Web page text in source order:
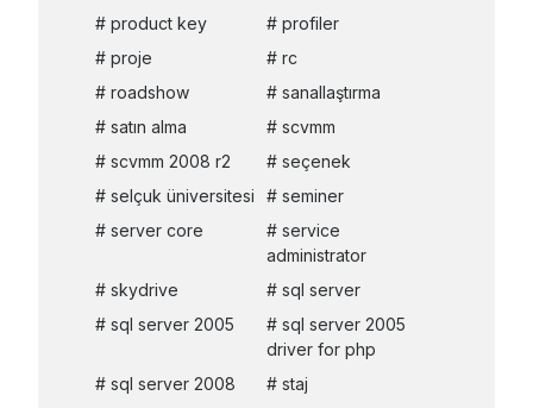
product key
profiler
proje
rc
roadshow
sanallaştırma
satın alma
scvmm
scvmm 2008 r2
seçenek
selçuk üniversitesi
seminer
server core
service
administrator
skydrive
sql server
sql server 2005
sql server 2005
driver for php
sql server 2008
staj